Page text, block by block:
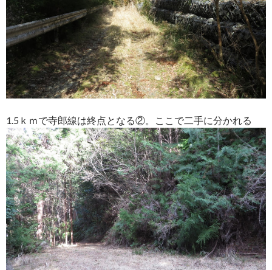
1.5ｋｍで寺郎線は終点となる②。ここで二手に分かれる